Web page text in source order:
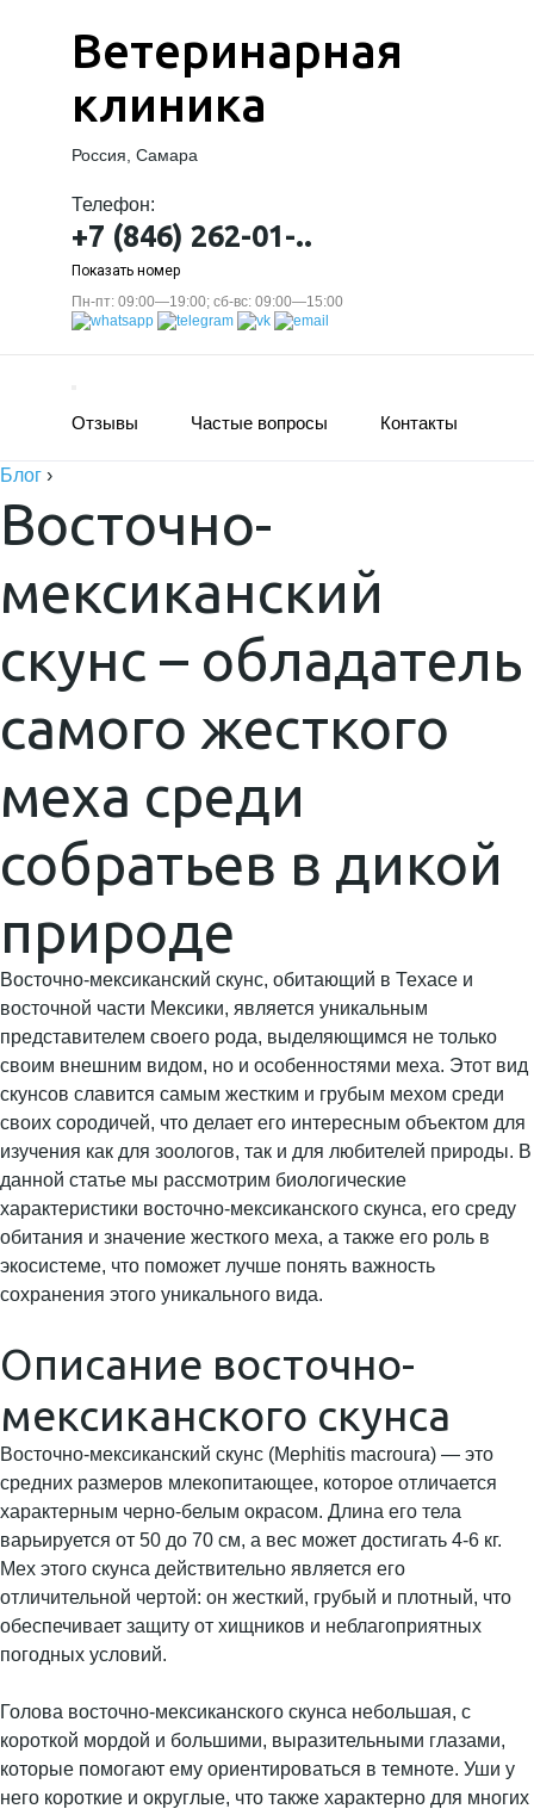
Ветеринарная
клиника
Россия, Самара
Телефон:
+7 (846) 262-01-..
Показать номер
Пн-пт: 09:00—19:00; сб-вс: 09:00—15:00
Отзывы Частые вопросы Контакты
Блог ›
Восточно-
мексиканский
скунс – обладатель
самого жесткого
меха среди
собратьев в дикой
природе
Восточно-мексиканский скунс, обитающий в Техасе и
восточной части Мексики, является уникальным
представителем своего рода, выделяющимся не только
своим внешним видом, но и особенностями меха. Этот вид
скунсов славится самым жестким и грубым мехом среди
своих сородичей, что делает его интересным объектом для
изучения как для зоологов, так и для любителей природы. В
данной статье мы рассмотрим биологические
характеристики восточно-мексиканского скунса, его среду
обитания и значение жесткого меха, а также его роль в
экосистеме, что поможет лучше понять важность
сохранения этого уникального вида.
Описание восточно-
мексиканского скунса
Восточно-мексиканский скунс (Mephitis macroura) — это
средних размеров млекопитающее, которое отличается
характерным черно-белым окрасом. Длина его тела
варьируется от 50 до 70 см, а вес может достигать 4-6 кг.
Мех этого скунса действительно является его
отличительной чертой: он жесткий, грубый и плотный, что
обеспечивает защиту от хищников и неблагоприятных
погодных условий.
Голова восточно-мексиканского скунса небольшая, с
короткой мордой и большими, выразительными глазами,
которые помогают ему ориентироваться в темноте. Уши у
него короткие и округлые, что также характерно для многих